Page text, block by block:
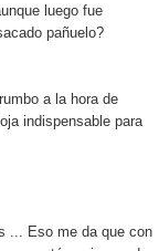
luego fue
pañuelo?
a la hora de
indispensable para
... Eso me da que con